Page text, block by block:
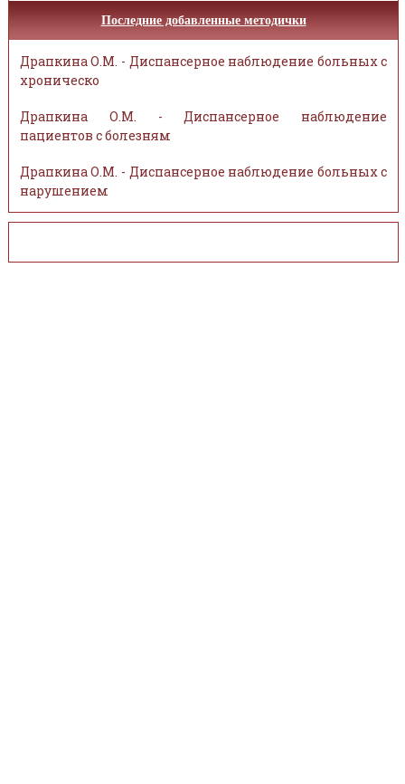
Последние добавленные методички
Драпкина О.М. - Диспансерное наблюдение больных с
хроническо
Драпкина О.М. - Диспансерное наблюдение
пациентов с болезням
Драпкина О.М. - Диспансерное наблюдение больных с
нарушением